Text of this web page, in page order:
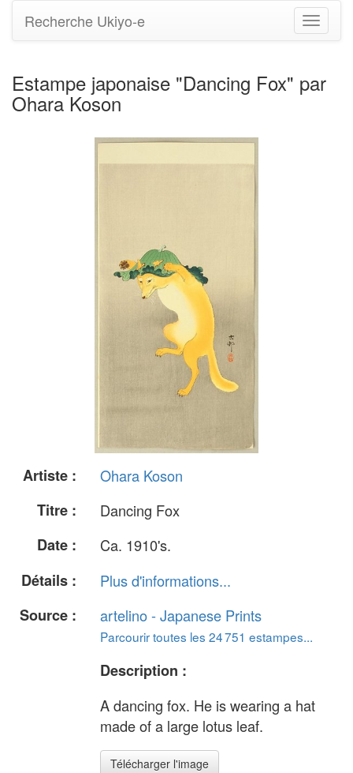
Basculer
la
Recherche Ukiyo-e
Estampe japonaise "Dancing Fox" par
Ohara Koson
Artiste :
Ohara Koson
Titre :
Dancing Fox
Date :
Ca. 1910's.
Détails :
Plus d'informations...
Source :
artelino - Japanese Prints
Parcourir toutes les 24 751 estampes...
Description :
A dancing fox. He is wearing a hat
made of a large lotus leaf.
Télécharger l'image